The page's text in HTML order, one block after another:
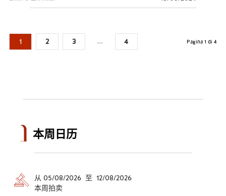
1 2 3 ... 4 Pagina 1 di 4
本周日历
从 05/08/2026 至 12/08/2026
本周拍卖